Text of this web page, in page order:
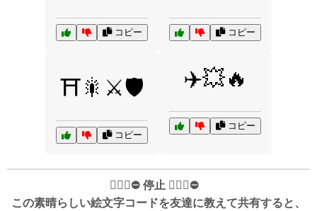
コピー コピー
⛩️🎇⚔️🛡️
コピー
✈️💥🔥
コピー
✋🏻🛑⛔️ 停止 ✋🏻🛑⛔️
この素晴らしい絵文字コードを友達に教えて共有すると、